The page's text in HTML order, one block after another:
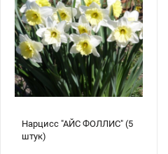
Шарафуга
Бирючина
Плющ
Экзотические растения
Декоративные саженцы
Нарцисс "АЙС ФОЛЛИС" (5
штук)